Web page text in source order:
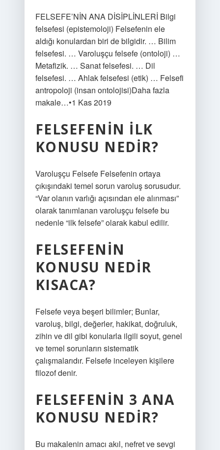
FELSEFE’NİN ANA DİSİPLİNLERİ Bilgi
felsefesi (epistemoloji) Felsefenin ele
aldığı konulardan biri de bilgidir. … Bilim
felsefesi. … Varoluşçu felsefe (ontoloji) …
Metafizik. … Sanat felsefesi. … Dil
felsefesi. … Ahlak felsefesi (etik) … Felsefi
antropoloji (insan ontolojisi)Daha fazla
makale…•1 Kas 2019
FELSEFENIN ILK
KONUSU NEDIR?
Varoluşçu Felsefe Felsefenin ortaya
çıkışındaki temel sorun varoluş sorusudur.
“Var olanın varlığı açısından ele alınması”
olarak tanımlanan varoluşçu felsefe bu
nedenle “ilk felsefe” olarak kabul edilir.
FELSEFENIN
KONUSU NEDIR
KISACA?
Felsefe veya beşeri bilimler; Bunlar,
varoluş, bilgi, değerler, hakikat, doğruluk,
zihin ve dil gibi konularla ilgili soyut, genel
ve temel sorunların sistematik
çalışmalarıdır. Felsefe inceleyen kişilere
filozof denir.
FELSEFENIN 3 ANA
KONUSU NEDIR?
Bu makalenin amacı akıl, nefret ve sevgi